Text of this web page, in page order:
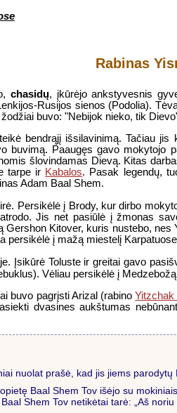
Rabinas
chasidų, įkūrėjo ankstyvesnis
Rusijos sienos (Podolia).
buvo: "Nebijok nieko, tik
bendrąjį išsilavinimą. Tačiau
buvimą. Paaugęs gavo mokytojo
šlovindamas Dievą. Kitas
tarpe ir Kabalos. Pasak legendų,
Adam Baal Shem.
Persikėlė į Brody, kur dirbo
Jis net pasiūlė į žmonas
Gershon Kitover, kuris nustebo,
persikėlė į mažą miestelį
Įsikūrė Toluste ir greitai gavo
Vėliau persikėlė į
buvo pagrįsti Arizal (rabinoYitzchak
dvasines aukštumas
nuolat prašė, kad jis jiems
Baal Shem Tov išėjo su
Shem Tov netikėtai tarė: „Aš noriu